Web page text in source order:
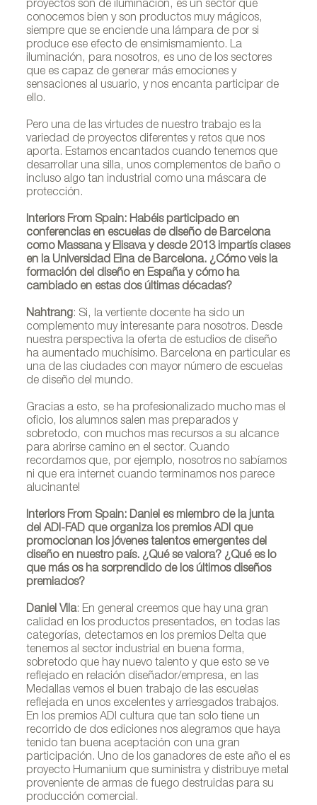
proyectos son de iluminación, es un sector que
conocemos bien y son productos muy mágicos,
siempre que se enciende una lámpara de por si
produce ese efecto de ensimismamiento. La
iluminación, para nosotros, es uno de los sectores
que es capaz de generar más emociones y
sensaciones al usuario, y nos encanta participar de
ello.
Pero una de las virtudes de nuestro trabajo es la
variedad de proyectos diferentes y retos que nos
aporta. Estamos encantados cuando tenemos que
desarrollar una silla, unos complementos de baño o
incluso algo tan industrial como una máscara de
protección.
Interiors From Spain: Habéis participado en
conferencias en escuelas de diseño de Barcelona
como Massana y Elisava y desde 2013 impartís clases
en la Universidad Eina de Barcelona. ¿Cómo veis la
formación del diseño en España y cómo ha
cambiado en estas dos últimas décadas?
Nahtrang: Si, la vertiente docente ha sido un
complemento muy interesante para nosotros. Desde
nuestra perspectiva la oferta de estudios de diseño
ha aumentado muchísimo. Barcelona en particular es
una de las ciudades con mayor número de escuelas
de diseño del mundo.
Gracias a esto, se ha profesionalizado mucho mas el
oficio, los alumnos salen mas preparados y
sobretodo, con muchos mas recursos a su alcance
para abrirse camino en el sector. Cuando
recordamos que, por ejemplo, nosotros no sabíamos
ni que era internet cuando terminamos nos parece
alucinante!
Interiors From Spain: Daniel es miembro de la junta
del ADI-FAD que organiza los premios ADI que
promocionan los jóvenes talentos emergentes del
diseño en nuestro país. ¿Qué se valora? ¿Qué es lo
que más os ha sorprendido de los últimos diseños
premiados?
Daniel Vila: En general creemos que hay una gran
calidad en los productos presentados, en todas las
categorías, detectamos en los premios Delta que
tenemos al sector industrial en buena forma,
sobretodo que hay nuevo talento y que esto se ve
reflejado en relación diseñador/empresa, en las
Medallas vemos el buen trabajo de las escuelas
reflejada en unos excelentes y arriesgados trabajos.
En los premios ADI cultura que tan solo tiene un
recorrido de dos ediciones nos alegramos que haya
tenido tan buena aceptación con una gran
participación. Uno de los ganadores de este año el es
proyecto Humanium que suministra y distribuye metal
proveniente de armas de fuego destruidas para su
producción comercial.